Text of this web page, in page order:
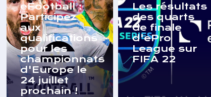
eFootball :
Participez
aux
qualifications
pour les
championnats
d'Europe le
24 juillet
prochain !
Les résultats
des quarts
de finale
d'ePro
League sur
FIFA 22